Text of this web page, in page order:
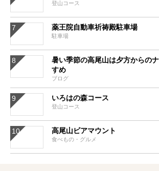
登山コース
薬王院自動車祈祷殿駐車場
駐車場
暑い季節の高尾山は夕方からの
すめ
ブログ
いろはの森コース
登山コース
高尾山ビアマウント
食べもの・グルメ